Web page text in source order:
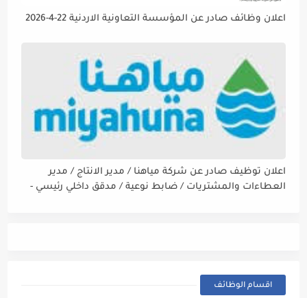
اعلان وظائف صادر عن المؤسسة التعاونية الاردنية 22-4-2026
اعلان توظيف صادر عن شركة مياهنا / مدير الانتاج / مدير
العطاءات والمشتريات / ضابط نوعية / مدقق داخلي رئيسي -
اقسام الوظائف